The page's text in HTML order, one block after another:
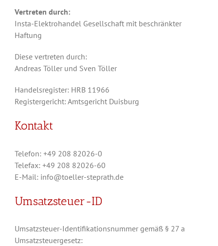
Vertreten durch:
Insta-Elektrohandel Gesellschaft mit beschränkter
Haftung
Diese vertreten durch:
Andreas Töller und Sven Töller
Handelsregister: HRB 11966
Registergericht: Amtsgericht Duisburg
Kontakt
Telefon: +49 208 82026-0
Telefax: +49 208 82026-60
E-Mail: info@toeller-steprath.de
Umsatzsteuer-ID
Umsatzsteuer-Identifikationsnummer gemäß § 27 a
Umsatzsteuergesetz: